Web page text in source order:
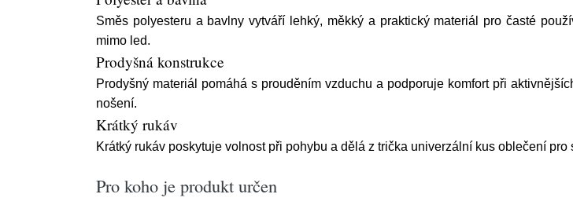
Směs polyesteru a bavlny vytváří lehký, měkký a praktický materiál pro časté
mimo led.
Prodyšná konstrukce
Prodyšný materiál pomáhá s prouděním vzduchu a podporuje komfort při
nošení.
Krátký rukáv
Krátký rukáv poskytuje volnost při pohybu a dělá z trička univerzální kus oblečení
Pro koho je produkt určen